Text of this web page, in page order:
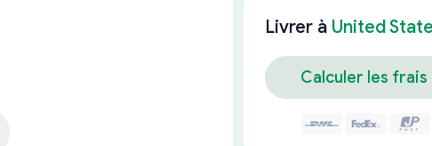
Livrer à United
Calculer les